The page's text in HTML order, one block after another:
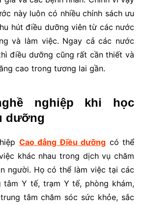
này luôn có nhiều chính sách ưu
hút điều dưỡng viên từ các nước
và làm việc. Ngay cả các nước
điều dưỡng cũng rất cần thiết và
cao trong tương lai gần.
nghiệp khi học
dưỡng
Cao đẳng Điều dưỡng có thể
khác nhau trong dịch vụ chăm
người. Họ có thể làm việc tại các
tâm Y tế, trạm Y tế, phòng khám,
tâm chăm sóc sức khỏe, sắc